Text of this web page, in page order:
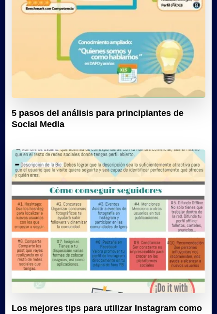
5 pasos del análisis para principiantes de
Social Media
Los mejores tips para utilizar Instagram como